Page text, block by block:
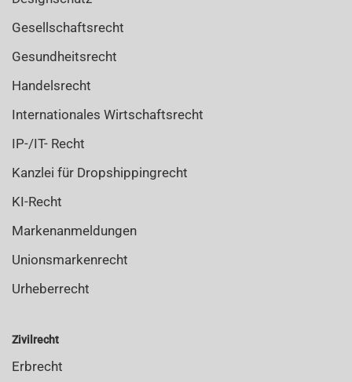
Gesellschaftsrecht
Gesundheitsrecht
Handelsrecht
Internationales Wirtschaftsrecht
IP-/IT- Recht
Kanzlei für Dropshippingrecht
KI-Recht
Markenanmeldungen
Unionsmarkenrecht
Urheberrecht
Zivilrecht
Erbrecht